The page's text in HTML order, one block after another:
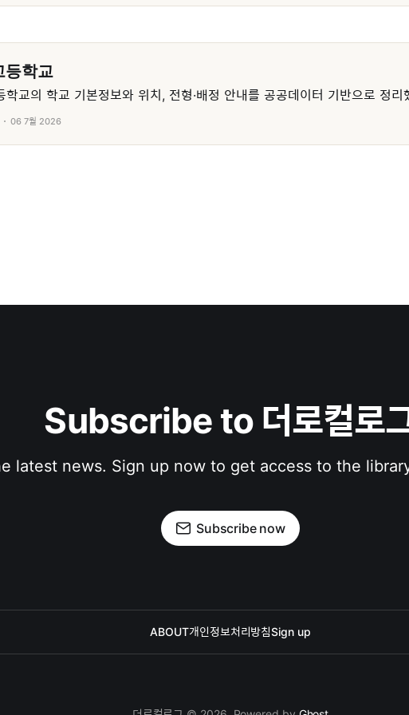
등학교
학교의 학교 기본정보와 위치, 전형·배정 안내를 공공데이터 기반으로 정리
06 7월 2026
Subscribe to 더로컬로
latest news. Sign up now to get access to the
Subscribe now
ABOUT개인정보처리방침Sign up